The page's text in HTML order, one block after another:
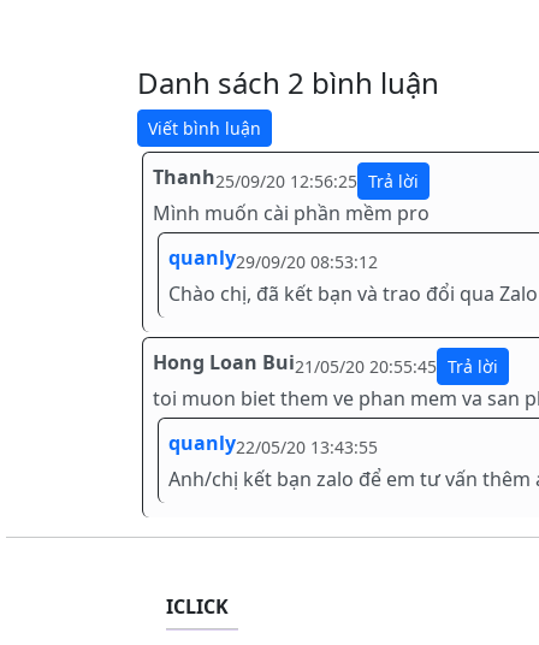
Danh sách 2 bình luận
Thanh25/09/20 12:56:25
Mình muốn cài phần mềm pro
quanly29/09/20 08:53:12
Chào chị, đã kết bạn và trao đổi qua Zalo
Hong Loan Bui21/05/20 20:55:45
toi muon biet them ve phan mem va san
quanly22/05/20 13:43:55
Anh/chị kết bạn zalo để em tư vấn thêm
ICLICK